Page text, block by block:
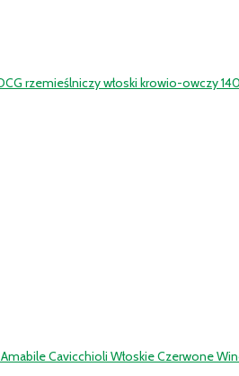
rzemieślniczy włoski krowio-owczy
Cavicchioli Włoskie Czerwone